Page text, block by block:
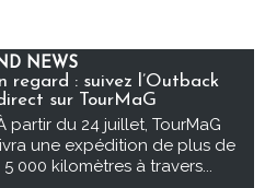
NEWS
regard : suivez l’Outback
sur TourMaG
partir du 24 juillet, TourMaG
une expédition de plus de
5 000 kilomètres à travers...